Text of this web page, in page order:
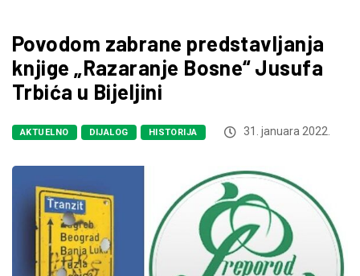
Povodom zabrane predstavljanja
knjige „Razaranje Bosne“ Jusufa
Trbića u Bijeljini
AKTUELNO DIJALOG HISTORIJA 31. januara 2022.